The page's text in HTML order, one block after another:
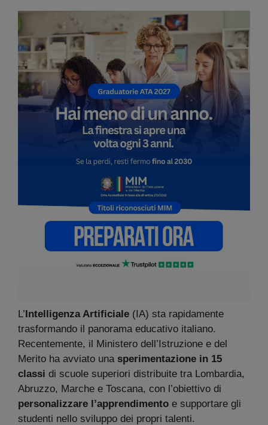
L’Intelligenza Artificiale (IA) sta rapidamente
trasformando il panorama educativo italiano.
Recentemente, il Ministero dell’Istruzione e del
Merito ha avviato una sperimentazione in 15
classi di scuole superiori distribuite tra Lombardia,
Abruzzo, Marche e Toscana, con l’obiettivo di
personalizzare l’apprendimento e supportare gli
studenti nello sviluppo dei propri talenti.